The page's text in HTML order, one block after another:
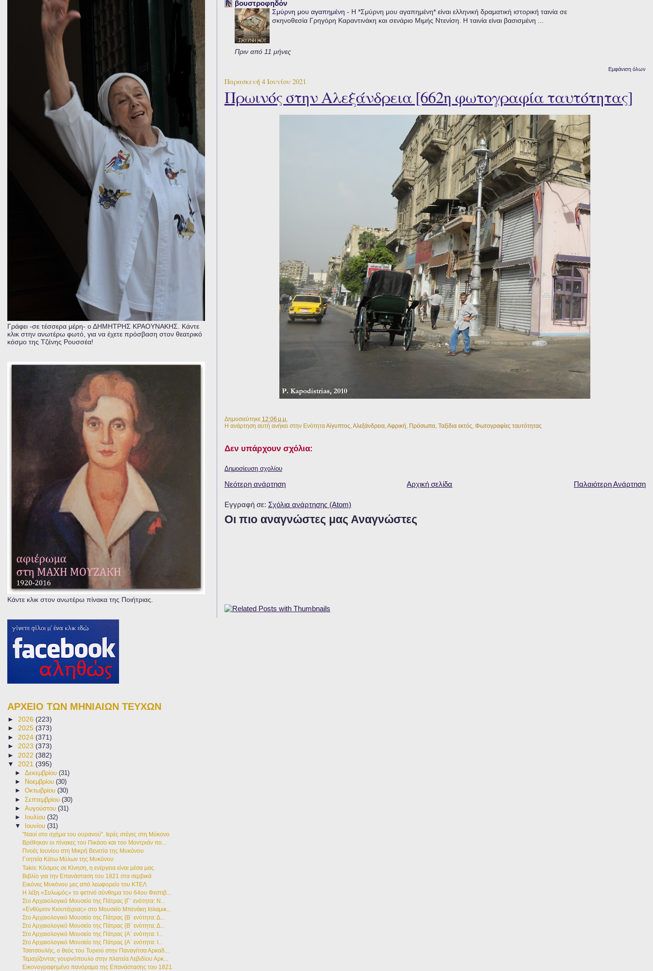
βουστροφηδόν
Σμύρνη μου αγαπημένη - Η *Σμύρνη μου αγαπημένη* είναι ελληνική δραματική ιστορική ταινία σε
σκηνοθεσία Γρηγόρη Καραντινάκη και σενάριο Μιμής Ντενίση. Η ταινία είναι βασισμένη ...
Πριν από 11 μήνες
Εμφάνιση όλων
Παρασκευή 4 Ιουνίου 2021
Πρωινός στην Αλεξάνδρεια [662η φωτογραφία ταυτότητας]
Δημοσιεύτηκε 12:06 μ.μ.
Η ανάρτηση αυτή ανήκει στην ΕνότηταΑίγυπτος Αλεξάνδρεια, Αφρική Πρόσωπα, Ταξίδια εκτός Φωτογραφίες ταυτότητας
Δεν υπάρχουν σχόλια:
Δημοσίευση σχολίου
Νεότερη ανάρτηση Παλαιότερη Ανάρτηση
Αρχική σελίδα
Εγγραφή σε: Σχόλια ανάρτησης (Atom)
Οι πιο αναγνώστες μας Αναγνώστες
Γράφει -σε τέσσερα μέρη- ο ΔΗΜΗΤΡΗΣ ΚΡΑΟΥΝΑΚΗΣ. Κάντε
κλικ στην ανωτέρω φωτό, για να έχετε πρόσβαση στον θεατρικό
κόσμο της Τζένης Ρουσσέα!
Κάντε κλικ στον ανωτέρω πίνακα της Ποιήτριας.
ΑΡΧΕΙΟ ΤΩΝ ΜΗΝΙΑΙΩΝ ΤΕΥΧΩΝ
► 2026 (223)
► 2025 (373)
► 2024 (371)
► 2023 (373)
► 2022 (382)
▼ 2021 (395)
►Δεκεμβρίου(31)
►
Νοεμβρίου(30)
►Οκτωβρίου(30)
►Σεπτεμβρίου(30)
►Αυγούστου(31)
►
Ιουλίου(32)
▼
Ιουνίου(31)
"Ναοί στο σχήμα του ουρανού". Ιερές στέγες στη Μύκονο
Βρέθηκαν οι πίνακες του Πικάσο και του Μοντριάν πο...
Πνοές Ιουνίου στη Μικρή Βενετία της Μυκόνου
Γοητεία Κάτω Μύλων της Μυκόνου
Takis: Κόσμος σε Κίνηση, η ενέργεια είναι μέσα μας
Βιβλίο για την Επανάσταση του 1821 στα σερβικά
Εικόνες Μυκόνου μες από λεωφορείο του ΚΤΕΛ
Η λέξη «Σολωμός» το φετινό σύνθημα του 64ου Φεστιβ...
Στο Αρχαιολογικό Μουσείο της Πάτρας {Γ΄ ενότητα: Ν...
«Ενθύμιον Κιουτάχειας» στο Μουσείο Μπενάκη Ισλαμικ...
Στο Αρχαιολογικό Μουσείο της Πάτρας {Β΄ ενότητα: Δ...
Στο Αρχαιολογικό Μουσείο της Πάτρας {Β΄ ενότητα: Δ...
Στο Αρχαιολογικό Μουσείο της Πάτρας {Α΄ ενότητα: Ι...
Στο Αρχαιολογικό Μουσείο της Πάτρας {Α΄ ενότητα: Ι...
Τσατσουλής, ο θεός του Τυριού στην Παναγίτσα Αρκαδ...
Τεμαχίζοντας γουρνόπουλο στην πλατεία Λεβιδίου Αρκ...
Εικονογραφημένο πανόραμα της Επανάστασης του 1821